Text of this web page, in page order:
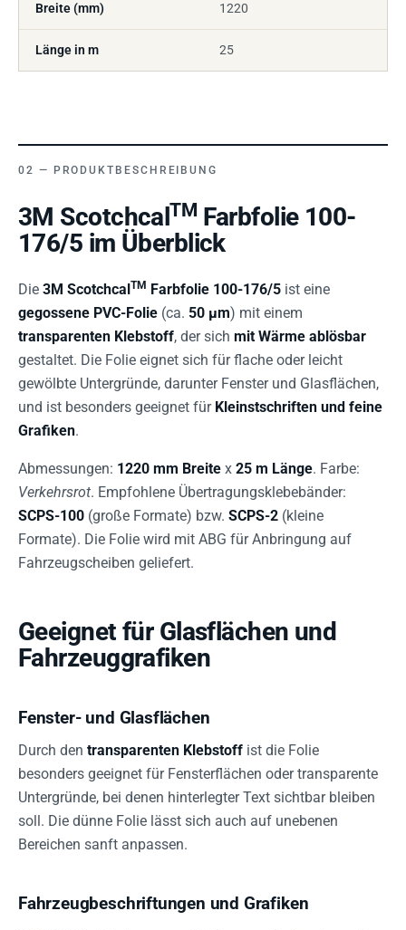
Breite (mm) 1220
Länge in m 25
PRODUKTBESCHREIBUNG
3M ScotchcalTM Farbfolie 100-
176/5 im Überblick
Die 3M ScotchcalTM Farbfolie 100-176/5 ist eine
gegossene PVC-Folie (ca. 50 µm) mit einem
transparenten Klebstoff, der sich mit Wärme ablösbar
gestaltet. Die Folie eignet sich für flache oder leicht
gewölbte Untergründe, darunter Fenster und Glasflächen,
und ist besonders geeignet für Kleinstschriften und feine
Grafiken.
Abmessungen: 1220 mm Breite x 25 m Länge. Farbe:
Verkehrsrot. Empfohlene Übertragungsklebebänder:
SCPS-100 (große Formate) bzw. SCPS-2 (kleine
Formate). Die Folie wird mit ABG für Anbringung auf
Fahrzeugscheiben geliefert.
Geeignet für Glasflächen und
Fahrzeuggrafiken
Fenster- und Glasflächen
Durch den transparenten Klebstoff ist die Folie
besonders geeignet für Fensterflächen oder transparente
Untergründe, bei denen hinterlegter Text sichtbar bleiben
soll. Die dünne Folie lässt sich auch auf unebenen
Bereichen sanft anpassen.
Fahrzeugbeschriftungen und Grafiken